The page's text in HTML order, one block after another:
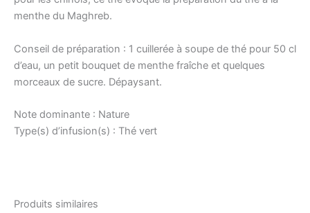
menthe du Maghreb.
Conseil de préparation : 1 cuillerée à soupe de thé pour 50 cl
d’eau, un petit bouquet de menthe fraîche et quelques
morceaux de sucre. Dépaysant.
Note dominante : Nature
Type(s) d’infusion(s) : Thé vert
Produits similaires